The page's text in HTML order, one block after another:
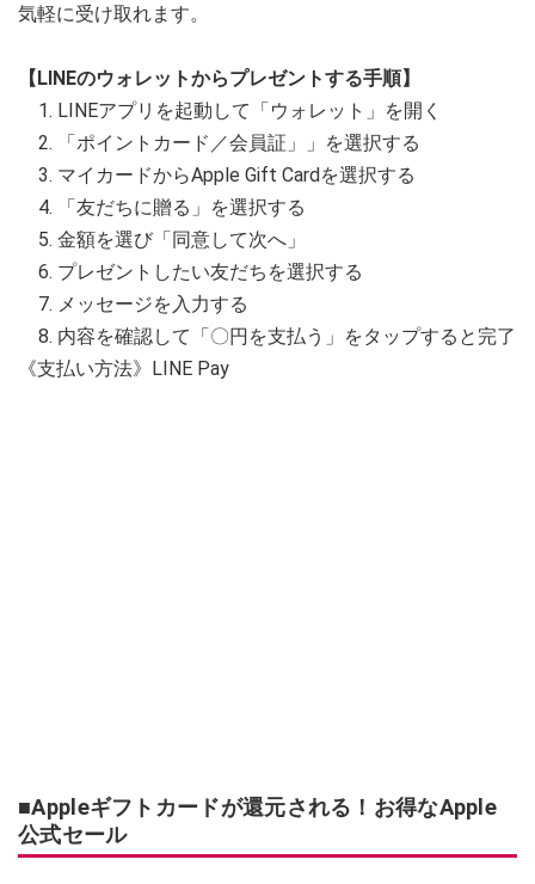
気軽に受け取れます。
【LINEのウォレットからプレゼントする手順】
LINEアプリを起動して「ウォレット」を開く
「ポイントカード／会員証」」を選択する
マイカードからApple Gift Cardを選択する
「友だちに贈る」を選択する
金額を選び「同意して次へ」
プレゼントしたい友だちを選択する
メッセージを入力する
内容を確認して「〇円を支払う」をタップすると完了
《支払い方法》LINE Pay
■Appleギフトカードが還元される！お得なApple
公式セール